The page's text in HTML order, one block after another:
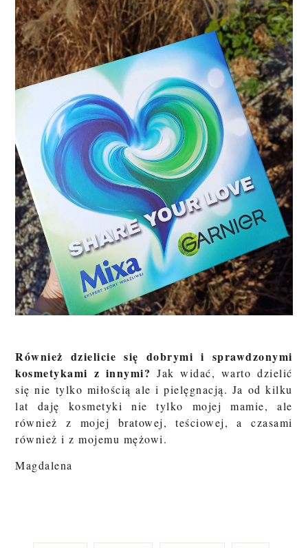
Również dzielicie się dobrymi i sprawdzonymi
kosmetykami z innymi? Jak widać, warto dzielić
się nie tylko miłością ale i pielęgnacją. Ja od kilku
lat daję kosmetyki nie tylko mojej mamie, ale
również z mojej bratowej, teściowej, a czasami
również i z mojemu mężowi.
Magdalena